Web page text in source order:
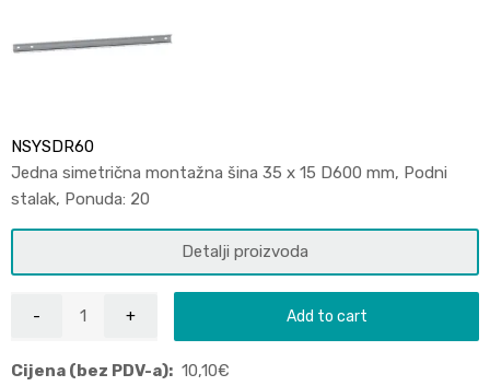
NSYSDR60
Jedna simetrična montažna šina 35 x 15 D600 mm, Podni
stalak, Ponuda: 20
Detalji proizvoda
Add to cart
Cijena (bez PDV-a): 10,10€